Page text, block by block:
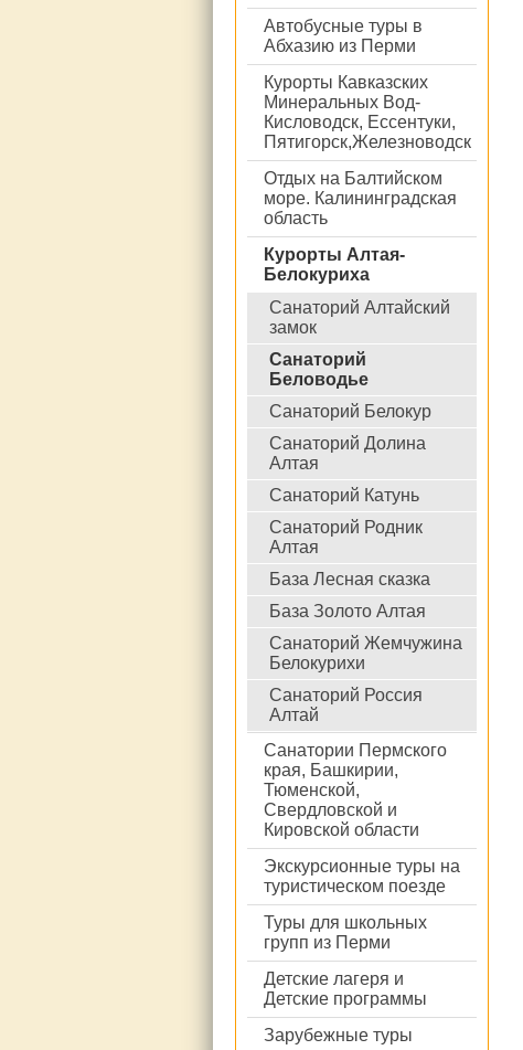
Автобусные туры в
Абхазию из Перми
Курорты Кавказских
Минеральных Вод-
Кисловодск, Ессентуки,
Пятигорск,Железноводск
Отдых на Балтийском
море. Калининградская
область
Курорты Алтая-
Белокуриха
Санаторий Алтайский
замок
Санаторий
Беловодье
Санаторий Белокур
Санаторий Долина
Алтая
Санаторий Катунь
Санаторий Родник
Алтая
База Лесная сказка
База Золото Алтая
Санаторий Жемчужина
Белокурихи
Санаторий Россия
Алтай
Санатории Пермского
края, Башкирии,
Тюменской,
Свердловской и
Кировской области
Экскурсионные туры на
туристическом поезде
Туры для школьных
групп из Перми
Детские лагеря и
Детские программы
Зарубежные туры